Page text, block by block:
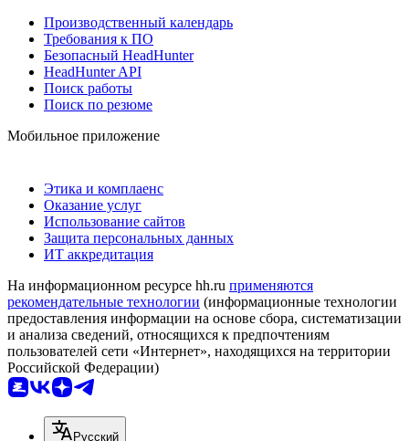
Производственный календарь
Требования к ПО
Безопасный HeadHunter
HeadHunter API
Поиск работы
Поиск по резюме
Мобильное приложение
Этика и комплаенс
Оказание услуг
Использование сайтов
Защита персональных данных
ИТ аккредитация
На информационном ресурсе hh.ru применяются
рекомендательные технологии (информационные технологии
предоставления информации на основе сбора, систематизации
и анализа сведений, относящихся к предпочтениям
пользователей сети «Интернет», находящихся на территории
Российской Федерации)
Русский